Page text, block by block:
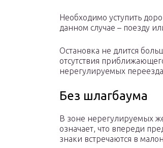
Необходимо уступить
данном случае – поезду
Остановка не длится
отсутствия
нерегулируемых
Без шлагбаума
В зоне нерегулируемых
означает, что впереди
знаки встречаются в